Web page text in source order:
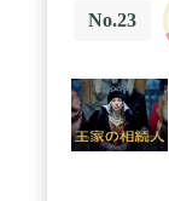
No.23